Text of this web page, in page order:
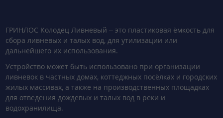
ГРИНЛОС Колодец Ливневый – это пластиковая ёмкость для
сбора ливневых и талых вод, для утилизации или
дальнейшего их использования.
Устройство может быть использовано при организации
ливневок в частных домах, коттеджных посёлках и городских
жилых массивах, а также на производственных площадках
для отведения дождевых и талых вод в реки и
водохранилища.